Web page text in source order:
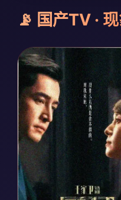
📡 国产TV ·